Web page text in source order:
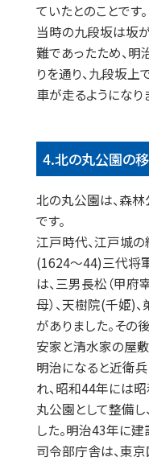
ていたとのことです。
当時の九段坂は坂
難であったため、
りを通り、九段坂
車が走るようになり
4.北の丸公園の
北の丸公園は、森
です。
江戸時代、江戸城
(1624～44)三代将
は、三男長松（甲府
母）、天樹院(千姫)
がありました。そ
安家と清水家の屋敷
明治になると近衛
れ、昭和44年には
丸公園として整備し
した。明治43年に
司令部庁舎は、東